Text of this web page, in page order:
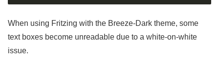
When using Fritzing with the Breeze-Dark theme, some
text boxes become unreadable due to a white-on-white
issue.